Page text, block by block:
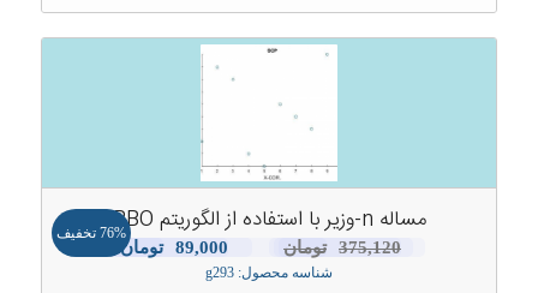
مساله n-وزیر با استفاده از الگوریتم BBO
375,120 تومان
قیمت
اصلی:
89,000 تومان
قیمت
76% تخفیف
شناسه محصول: g293